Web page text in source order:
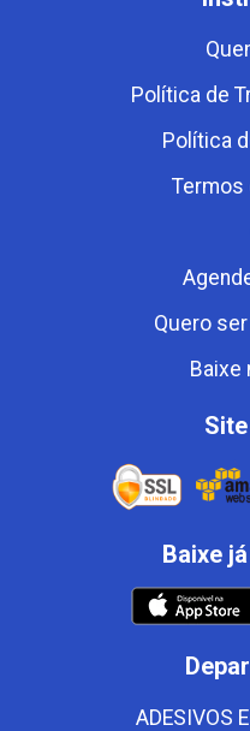
Política de
Política
Termos
Quero
Baixe
Baixe
ADESIVOS